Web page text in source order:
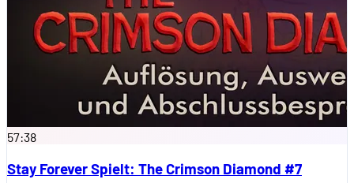
57:38
Stay Forever Spielt: The Crimson Diamond #7